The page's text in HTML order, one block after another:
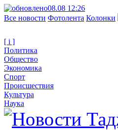
08.08 12:26
Все новости Фотолента Колонки
[ i ]
Политика
Общество
Экономика
Спорт
Происшествия
Культура
Наука